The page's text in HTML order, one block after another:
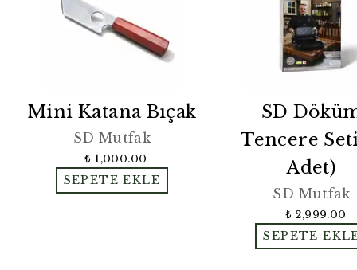
Mini Katana Bıçak
SD Mutfak
₺ 1,000.00
SEPETE EKLE
SD
Tencere
Adet)
SD Mutfak
₺ 2,999.00
SEPETE